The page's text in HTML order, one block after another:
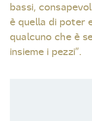
bassi,
è quella di poter
qualcuno che è
insieme i pezzi”.